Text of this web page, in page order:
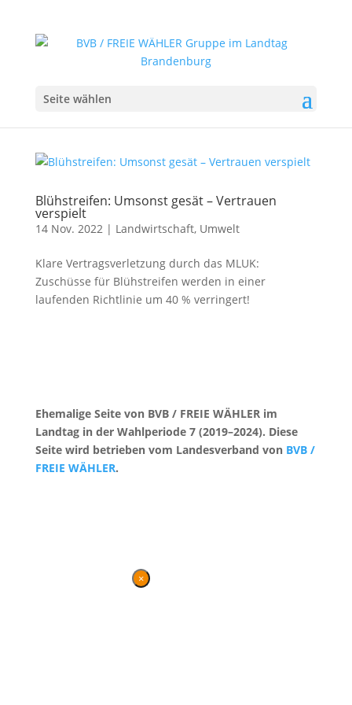
Seite wählen
Blühstreifen: Umsonst gesät – Vertrauen
verspielt
14 Nov. 2022| Landwirtschaft, Umwelt
Klare Vertragsverletzung durch das MLUK:
Zuschüsse für Blühstreifen werden in einer
laufenden Richtlinie um 40 % verringert!
Ehemalige Seite von BVB / FREIE WÄHLER im
Landtag in der Wahlperiode 7 (2019–2024). Diese
Seite wird betrieben vom Landesverband von BVB /
FREIE WÄHLER.
×